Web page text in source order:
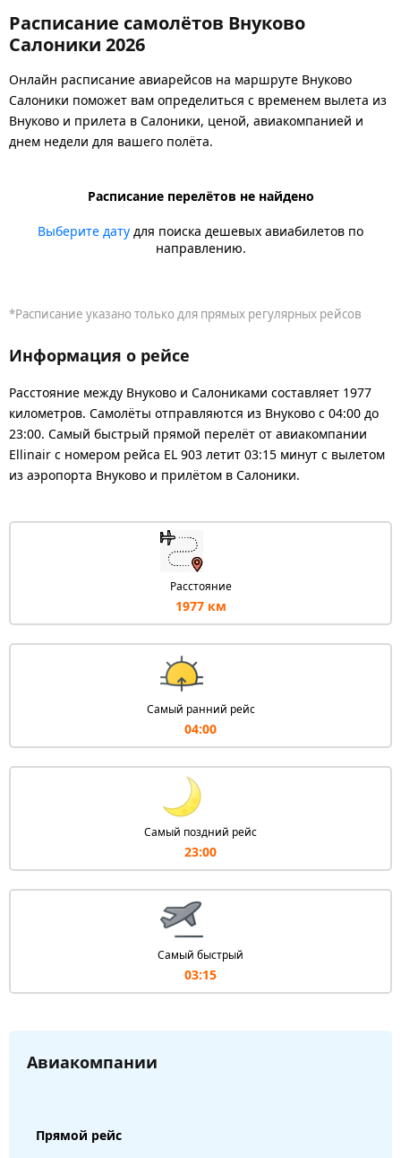
Расписание самолётов Внуково
Салоники 2026
Онлайн расписание авиарейсов на маршруте Внуково
Салоники поможет вам определиться с временем вылета из
Внуково и прилета в Салоники, ценой, авиакомпанией и
днем недели для вашего полёта.
Расписание перелётов не найдено
Выберите дату для поиска дешевых авиабилетов по
направлению.
*Расписание указано только для прямых регулярных рейсов
Информация о рейсе
Расстояние между Внуково и Салониками составляет 1977
километров. Самолёты отправляются из Внуково с 04:00 до
23:00. Самый быстрый прямой перелёт от авиакомпании
Ellinair с номером рейса EL 903 летит 03:15 минут с вылетом
из аэропорта Внуково и прилётом в Салоники.
Расстояние
1977 км
Самый ранний рейс
04:00
Самый поздний рейс
23:00
Самый быстрый
03:15
Авиакомпании
Прямой рейс